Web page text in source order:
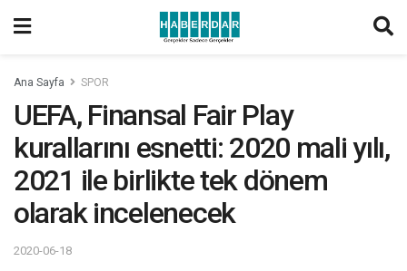
Ana Sayfa SPOR
UEFA, Finansal Fair Play
kurallarını esnetti: 2020 mali yılı,
2021 ile birlikte tek dönem
olarak incelenecek
2020-06-18